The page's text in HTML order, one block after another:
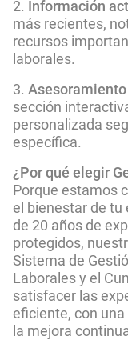
Información
más recientes,
recursos
laborales.
sección
personalizada
específica.
¿Por qué elegir
Porque estamos
el bienestar de tu
de 20 años de
protegidos,
Sistema de
Laborales y el
satisfacer las
eficiente, con
la mejora